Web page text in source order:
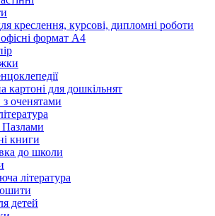
креслення, курсові, дипломні роботи
формат А4
картоні для дошкільнят
оченятами
книги
до школи
література
детей